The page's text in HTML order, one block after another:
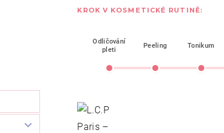
KROK V KOSMETICKÉ RUTINĚ:
Odličování
pleti
Peeling Tonikum